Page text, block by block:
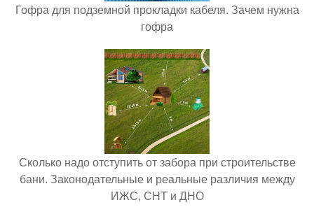
Гофра для подземной прокладки кабеля. Зачем нужна
гофра
Сколько надо отступить от забора при строительстве
бани. Законодательные и реальные различия между
ИЖС, СНТ и ДНО